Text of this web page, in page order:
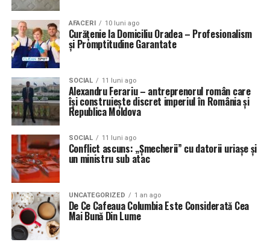
AFACERI 10 luni ago
Curățenie la Domiciliu Oradea – Profesionalism
și Promptitudine Garantate
SOCIAL 11 luni ago
Alexandru Ferariu – antreprenorul român care
își construiește discret imperiul în România și
Republica Moldova
SOCIAL 11 luni ago
Conflict ascuns: „Șmecherii” cu datorii uriașe și
un ministru sub atac
UNCATEGORIZED 1 an ago
De Ce Cafeaua Columbia Este Considerată Cea
Mai Bună Din Lume